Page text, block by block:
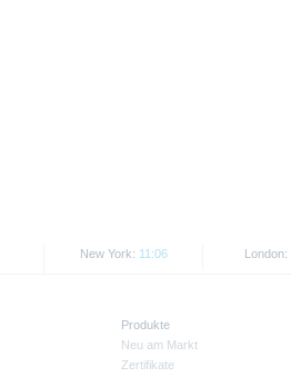
New York: 11:06 London:
Produkte
Neu am Markt
Zertifikate